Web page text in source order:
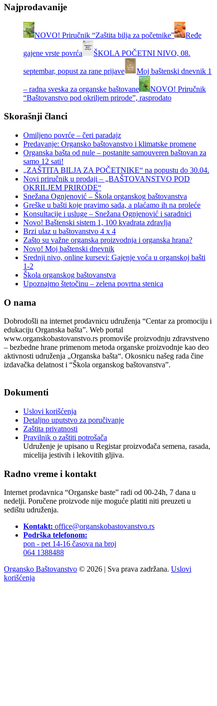
Najprodavanije
NOVO! Priručnik “Zaštita bilja za početnike” Ređe
gajene vrste povrća ŠKOLA POČETNI NIVO, 08.
septembar, popust za rane prijave Moj baštenski dnevnik 1
– radna sveska za organske baštovane
NOVO! Priručnik
“Baštovanstvo pod okriljem prirode”, rasprodato
Skorašnji članci
Omiljeno povrće – čeri paradajz
Predavanje: Organsko baštovanstvo i klimatske promene
Organska bašta od nule – postanite samouveren baštovan za
samo 12 sati!
„ZAŠTITA BILJA ZA POČETNIKE“ na popustu do 30.04.
Novi priručnik u prodaji – „BAŠTOVANSTVO POD
OKRILJEM PRIRODE“
Snežana Ognjenović – Škola organskog baštovanstva
Greške u bašti koje pravimo sada, a plaćamo ih na proleće
Konsultacije i usluge – Snežana Ognjenović i saradnici
Novo! Baštenski sistem 1, 100 kvadrata zdravlja
Brzi ulaz u baštovanstvo 4 x 4
Zašto su važne organska proizvodnja i organska hrana?
Novo! Moj baštenski dnevnik
Srednji nivo, online kursevi: Gajenje voća u organskoj bašti
1-2
Škola organskog baštovanstva
Upoznajmo štetočinu – zelena povrtna stenica
O nama
Dobrodošli na internet prodavnicu udruženja “Centar za promociju i
edukaciju Organska bašta”. Web portal
www.organskobastovanstvo.rs promoviše proizvodnju zdravstveno
– bezbedne hrane primenom metoda organske proizvodnje kao deo
aktivnosti udruženja „Organska bašta“. Okosnicu našeg rada čine
izdavačka delatnost i “Škola organskog baštovanstva”.
Dokumenti
Uslovi korišćenja
Detaljno uputstvo za poručivanje
Zaštita privatnosti
Pravilnik o zaštiti potrošača
Udruženje je upisano u Registar proizvođača semena, rasada,
micelija jestivih i lekovitih gljiva.
Radno vreme i kontakt
Internet prodavnica “Organske baste” radi od 00-24h, 7 dana u
nedelji. Poručene proizvode nije moguće platiti niti preuzeti u
sedištu udruženja.
Kontakt: office@organskobastovanstvo.rs
Podrška telefonom:
pon - pet 14-16 časova na broj
064 1388488
Organsko Baštovanstvo © 2026 | Sva prava zadržana. Uslovi
korišćenja